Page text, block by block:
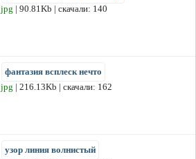
jpg | 90.81Kb | скачали: 140
фантазия всплеск нечто
jpg | 216.13Kb | скачали: 162
узор линия волнистый